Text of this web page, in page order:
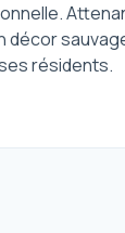
décor
résidents.